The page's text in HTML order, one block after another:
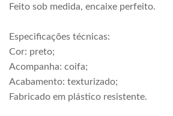
Feito sob medida, encaixe perfeito.
Especificações técnicas:
Cor: preto;
Acompanha: coifa;
Acabamento: texturizado;
Fabricado em plástico resistente.